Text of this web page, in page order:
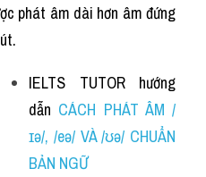
phát âm dài hơn âm đứng
IELTS TUTOR hướng
dẫn CÁCH PHÁT ÂM /
ɪə/, /eə/ VÀ /ʊə/ CHUẨN
BẢN NGỮ